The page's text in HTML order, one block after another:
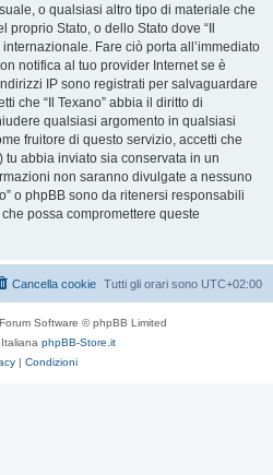
o qualsiasi altro tipo di materiale che
Stato, o dello Stato dove “Il
Fare ciò porta all’immediato
notifica al tuo provider Internet se è
IP sono registrati per salvaguardare
che “Il Texano” abbia il diritto di
qualsiasi argomento in qualsiasi
fruitore di questo servizio, accetti che
abbia inviato sia conservata in un
non saranno divulgate a nessuno
o phpBB sono da ritenersi responsabili
possa compromettere queste
Tutti gli orari sono UTC+02:00
Cancella cookie
Software © phpBB Limited
phpBB-Store.it
| Condizioni